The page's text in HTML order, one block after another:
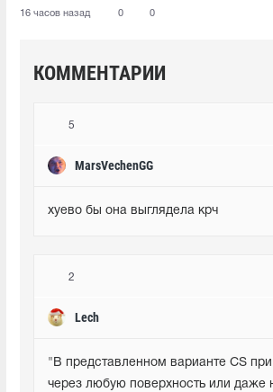
16 часов назад 0 0
КОММЕНТАРИИ
5
MarsVechenGG
хуево бы она выглядела крч
2
Lech
"В представленном варианте CS
через любую поверхность или даже